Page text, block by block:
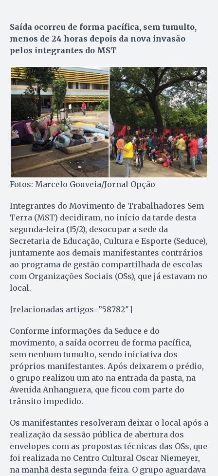
Saída ocorreu de forma pacífica, sem tumulto,
menos de 24 horas depois da nova invasão
pelos integrantes do MST
Fotos: Marcelo Gouveia/Jornal Opção
Integrantes do Movimento de Trabalhadores Sem
Terra (MST) decidiram, no início da tarde desta
segunda-feira (15/2), desocupar a sede da
Secretaria de Educação, Cultura e Esporte (Seduce),
juntamente aos demais manifestantes contrários
ao programa de gestão compartilhada de escolas
com Organizações Sociais (OSs), que já estavam no
local.
[relacionadas artigos=”58782″]
Conforme informações da Seduce e do
movimento, a saída ocorreu de forma pacífica,
sem nenhum tumulto, sendo iniciativa dos
próprios manifestantes. Após deixarem o prédio,
o grupo realizou um ato na entrada da pasta, na
Avenida Anhanguera, que ficou com parte do
trânsito impedido.
Os manifestantes resolveram deixar o local após a
realização da sessão pública de abertura dos
envelopes com as propostas técnicas das OSs, que
foi realizada no Centro Cultural Oscar Niemeyer,
na manhã desta segunda-feira. O grupo aguardava